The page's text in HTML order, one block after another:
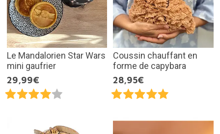
Le Mandalorien Star Wars
mini gaufrier
29,99€
Coussin chauffant en
forme de capybara
28,95€